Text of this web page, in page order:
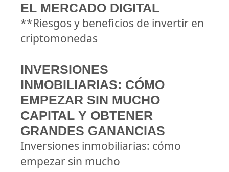
EL MERCADO DIGITAL
**Riesgos y beneficios de invertir en
criptomonedas
INVERSIONES
INMOBILIARIAS: CÓMO
EMPEZAR SIN MUCHO
CAPITAL Y OBTENER
GRANDES GANANCIAS
Inversiones inmobiliarias: cómo
empezar sin mucho